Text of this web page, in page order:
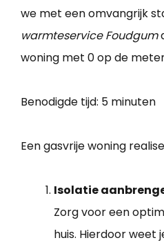
we met een omvangrijk
warmteservice Foudgum
woning met 0 op de
Benodigde tijd: 5 minuten
Een gasvrije woning
Isolatie
Zorg voor een
huis. Hierdoor